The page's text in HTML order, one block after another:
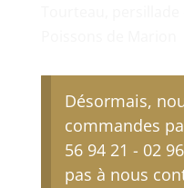
Désormais,
commandes
56 94 21 - 02
pas à nous